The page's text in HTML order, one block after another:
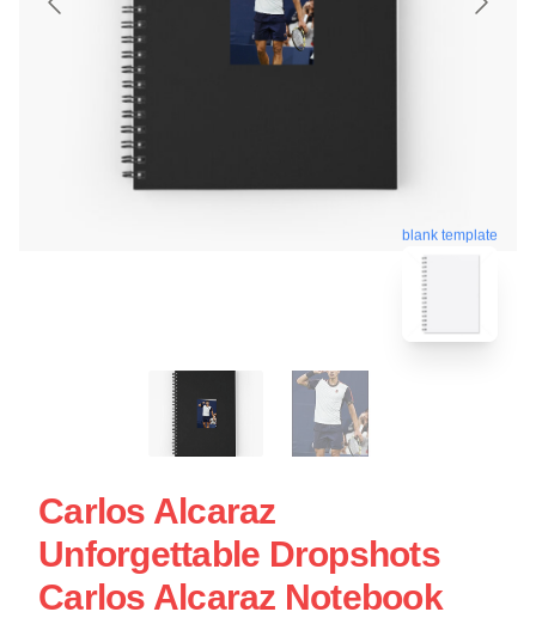
blank template
Carlos Alcaraz
Unforgettable Dropshots
Carlos Alcaraz Notebook